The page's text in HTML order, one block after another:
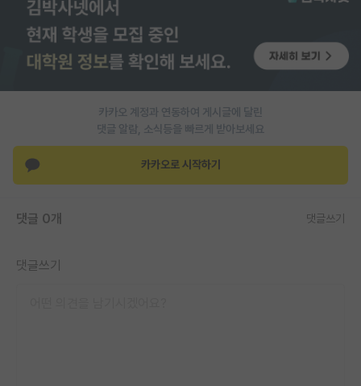
카카오 계정과 연동하여 게시글에 달린
댓글 알람, 소식등을 빠르게 받아보세요
카카오로 시작하기
댓글 0개 댓글쓰기
댓글쓰기